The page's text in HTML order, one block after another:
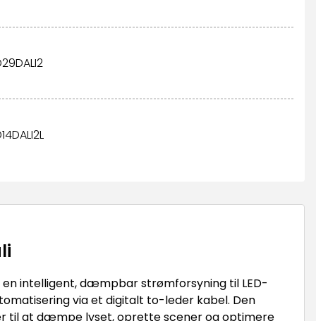
intelligent, dæmpbar strømforsyning til LED-
via et digitalt to-leder kabel. Den
til at dæmpe lyset, oprette scener og optimere